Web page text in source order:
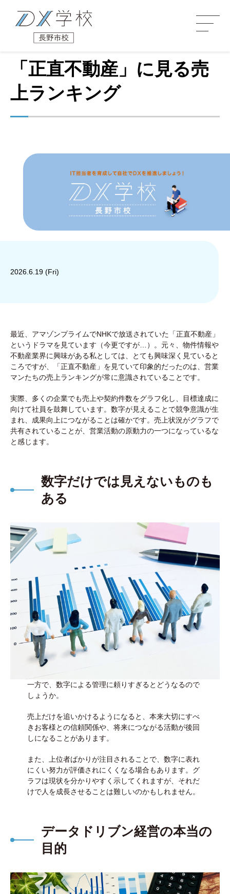
「正直不動産」に見る売
上ランキング
2026.6.19 (Fri)
最近、アマゾンプライムでNHKで放送されていた「正直不動産」
というドラマを見ています（今更ですが…）。元々、物件情報や
不動産業界に興味がある私としては、とても興味深く見ていると
ころですが、「正直不動産」を見ていて印象的だったのは、営業
マンたちの売上ランキングが常に意識されていることです。
実際、多くの企業でも売上や契約件数をグラフ化し、目標達成に
向けて社員を鼓舞しています。数字が見えることで競争意識が生
まれ、成果向上につながることは確かです。売上状況がグラフで
共有されていることが、営業活動の原動力の一つになっているな
と感じます。
数字だけでは見えないものも
ある
一方で、数字による管理に頼りすぎるとどうなるので
しょうか。
売上だけを追いかけるようになると、本来大切にすべ
きお客様との信頼関係や、将来につながる活動が後回
しになることがあります。
また、上位者ばかりが注目されることで、数字に表れ
にくい努力が評価されにくくなる場合もあります。グ
ラフは現状を分かりやすく示してくれますが、それだ
けで人を成長させることは難しいのかもしれません。
データドリブン経営の本当の
目的